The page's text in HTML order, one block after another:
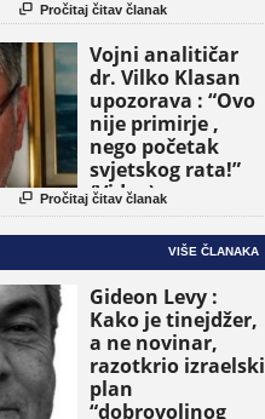
 Pročitaj čitav članak
Vojni analitičar
dr. Vilko Klasan
upozorava : “Ovo
nije primirje ,
nego početak
svjetskog rata!”
(Video)
 Pročitaj čitav članak
VIŠE ČLANAKA
Gideon Levy :
Kako je tinejdžer,
a ne novinar,
razotkrio izraelski
plan
“dobrovoljnog